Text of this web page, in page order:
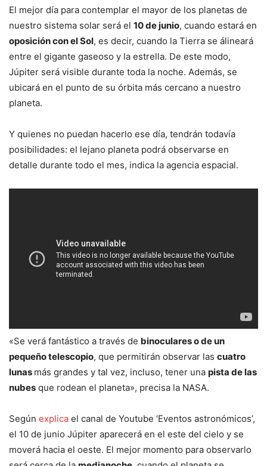
El mejor día para contemplar el mayor de los planetas de
nuestro sistema solar será el 10 de junio, cuando estará en
oposición con el Sol, es decir, cuando la Tierra se álineará
entre el gigante gaseoso y la estrella. De este modo,
Júpiter será visible durante toda la noche. Además, se
ubicará en el punto de su órbita más cercano a nuestro
planeta.
Y quienes no puedan hacerlo ese día, tendrán todavía
posibilidades: el lejano planeta podrá observarse en
detalle durante todo el mes, indica la agencia espacial.
«Se verá fantástico a través de binoculares o de un
pequeño telescopio, que permitirán observar las cuatro
lunas más grandes y tal vez, incluso, tener una pista de las
nubes que rodean el planeta», precisa la NASA.
Según explica el canal de Youtube ‘Eventos astronómicos’,
el 10 de junio Júpiter aparecerá en el este del cielo y se
moverá hacia el oeste. El mejor momento para observarlo